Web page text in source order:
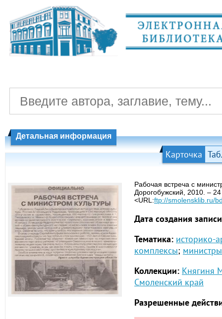
Детальная информация
Карточка
Рабочая встреча с
Дорогобужский, 2010. –
<URL:ftp://smolensklib.ru/
Дата создания
Тематика: историко-
комплексы; министры
Коллекции: Княгиня
Смоленский край
Разрешенные